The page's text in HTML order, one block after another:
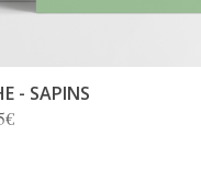
- SAPINS